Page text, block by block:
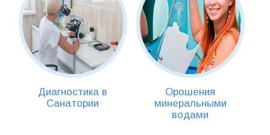
Диагностика в
Санатории
Орошения
минеральными
водами